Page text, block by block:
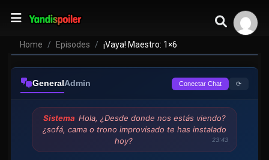
Home Episodes ¡Vaya! Maestro: 1×6
GeneralAdmin Conectar Chat ⟳
Sistema Hola, ¿Desde donde nos estás viendo?
¿sofá, cama o trono improvisado te has instalado
hoy?
23:43